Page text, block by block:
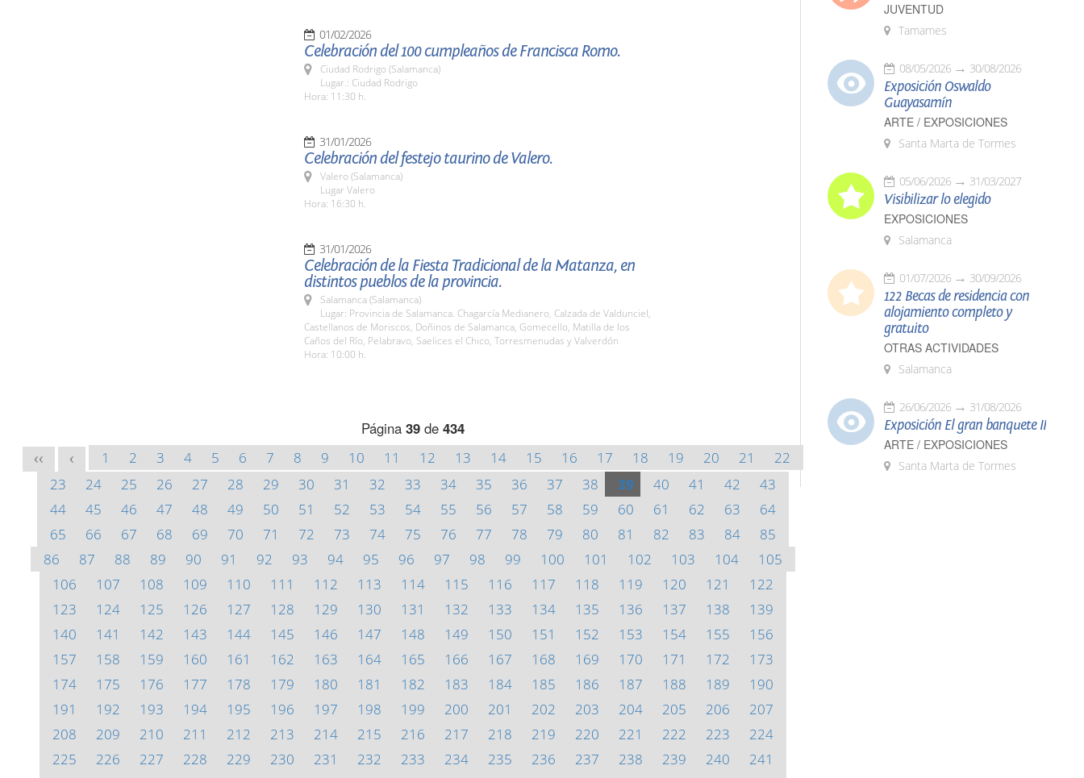
01/02/2026
Celebración del 100 cumpleaños de Francisca Romo.
Ciudad Rodrigo (Salamanca)
Lugar.: Ciudad Rodrigo
Hora: 11:30 h.
31/01/2026
Celebración del festejo taurino de Valero.
Valero (Salamanca)
Lugar Valero
Hora: 16:30 h.
31/01/2026
Celebración de la Fiesta Tradicional de la Matanza, en
distintos pueblos de la provincia.
Salamanca (Salamanca)
Lugar: Provincia de Salamanca. Chagarcía Medianero, Calzada de Valdunciel,
Castellanos de Moriscos, Doñinos de Salamanca, Gomecello, Matilla de los
Caños del Río, Pelabravo, Saelices el Chico, Torresmenudas y Valverdón
Hora: 10:00 h.
Página 39 de 434
<< < 1 2 3 4 5 6 7 8 9 10 11 12 13 14 15 16 17 18 19 20 21
22
23
24 25 26 27 28 29 30 31 32 33 34 35 36 37 38 39 40 41 42
43
44
45 46 47 48 49 50 51 52 53 54 55 56 57 58 59 60 61 62 63
64
65
66 67 68 69 70 71 72 73 74 75 76 77 78 79 80 81 82 83 84
85
86
87 88 89 90 91 92 93 94 95 96 97 98 99 100 101 102 103 104
105
106
107 108 109 110 111 112 113 114 115 116 117 118 119 120 121
122
123
124 125 126 127 128 129 130 131 132 133 134 135 136 137 138
139
140
141 142 143 144 145 146 147 148 149 150 151 152 153 154 155
156
157
158 159 160 161 162 163 164 165 166 167 168 169 170 171 172
173
174
175 176 177 178 179 180 181 182 183 184 185 186 187 188 189
190
191
192 193 194 195 196 197 198 199 200 201 202 203 204 205 206
207
208
209 210 211 212 213 214 215 216 217 218 219 220 221 222 223
224
225
226 227 228 229 230 231 232 233 234 235 236 237 238 239 240
241
JUVENTUD
Tamames
08/05/2026 30/08/2026
Exposición Oswaldo
Guayasamín
ARTE / EXPOSICIONES
Santa Marta de Tormes
05/06/2026 31/03/2027
Visibilizar lo elegido
EXPOSICIONES
Salamanca
01/07/2026 30/09/2026
122 Becas de residencia con
alojamiento completo y
gratuito
OTRAS ACTIVIDADES
Salamanca
26/06/2026 31/08/2026
Exposición El gran banquete II
ARTE / EXPOSICIONES
Santa Marta de Tormes